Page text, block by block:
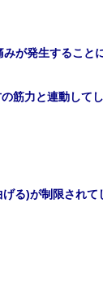
が発生すること
筋力と連動して
げる)が制限されて